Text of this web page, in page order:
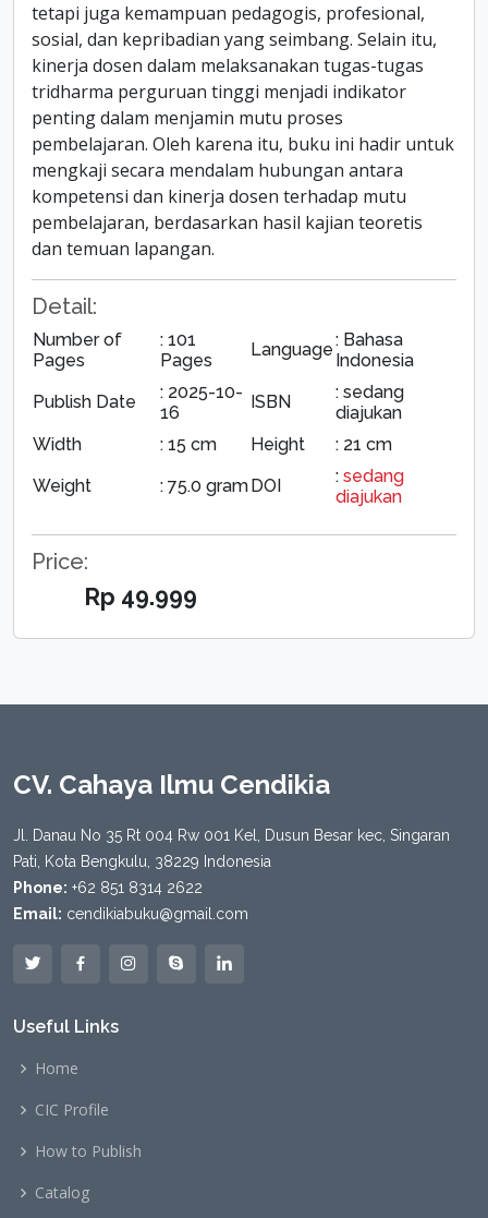
tetapi juga kemampuan pedagogis, profesional,
sosial, dan kepribadian yang seimbang. Selain itu,
kinerja dosen dalam melaksanakan tugas-tugas
tridharma perguruan tinggi menjadi indikator
penting dalam menjamin mutu proses
pembelajaran. Oleh karena itu, buku ini hadir untuk
mengkaji secara mendalam hubungan antara
kompetensi dan kinerja dosen terhadap mutu
pembelajaran, berdasarkan hasil kajian teoretis
dan temuan lapangan.
Detail:
Number of
Pages
: 101
Pages
Language: Bahasa
Indonesia
Publish Date
: 2025-10-
16
ISBN
: sedang
diajukan
Width
: 15 cm Height
: 21 cm
Weight
: 75.0 gramDOI : sedang
diajukan
Price:
Rp 49.999
CV. Cahaya Ilmu Cendikia
Jl. Danau No 35 Rt 004 Rw 001 Kel, Dusun Besar kec, Singaran
Pati, Kota Bengkulu, 38229 Indonesia
Phone: +62 851 8314 2622
Email: cendikiabuku@gmail.com
Useful Links
Home
CIC Profile
How to Publish
Catalog